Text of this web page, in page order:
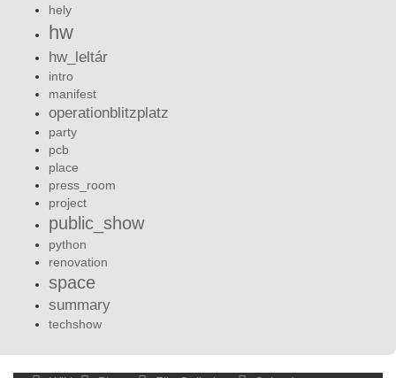
hely
hw
hw_leltár
intro
manifest
operationblitzplatz
party
pcb
place
press_room
project
public_show
python
renovation
space
summary
techshow